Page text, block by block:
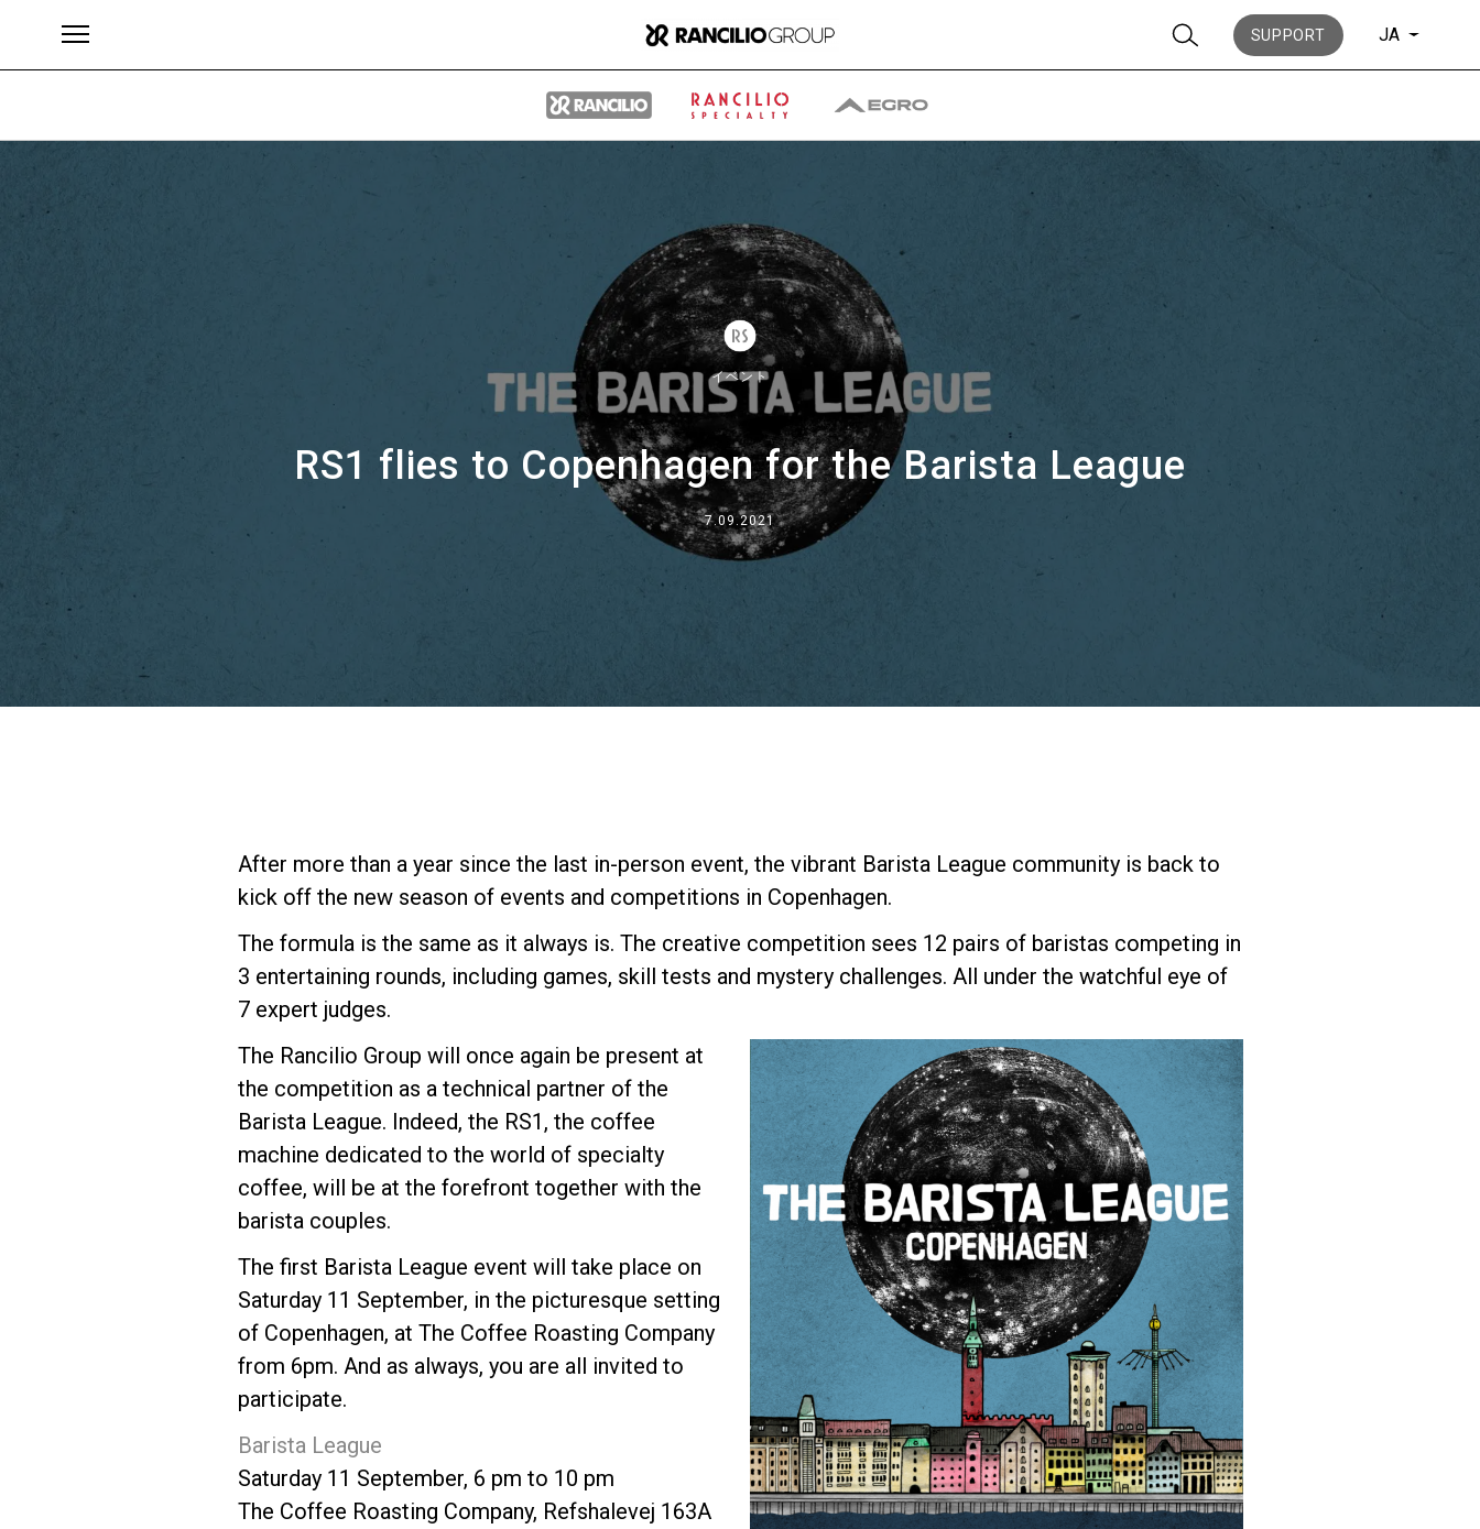
SUPPORT JA
イベント
RS1 flies to Copenhagen for the Barista League
7.09.2021
After more than a year since the last in-person event, the vibrant Barista League community is back to
kick off the new season of events and competitions in Copenhagen.
The formula is the same as it always is. The creative competition sees 12 pairs of baristas competing in
3 entertaining rounds, including games, skill tests and mystery challenges. All under the watchful eye of
7 expert judges.
The Rancilio Group will once again be present at
the competition as a technical partner of the
Barista League. Indeed, the RS1, the coffee
machine dedicated to the world of specialty
coffee, will be at the forefront together with the
barista couples.
The first Barista League event will take place on
Saturday 11 September, in the picturesque setting
of Copenhagen, at The Coffee Roasting Company
from 6pm. And as always, you are all invited to
participate.
Barista League
Saturday 11 September, 6 pm to 10 pm
The Coffee Roasting Company, Refshalevej 163A
ブランド グループ
ランチリオ・グループに
ついて
ランチリオ・グループの
事業について
所在地
ニュース
歴史
研究室紹介
リティ
お問い合わせ
プライバシーポリシー